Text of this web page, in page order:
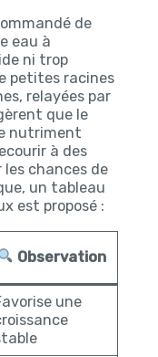
de
eau à
ni trop
petites racines
relayées par
que le
nutriment
à des
chances de
un tableau
est proposé :
Observation
une